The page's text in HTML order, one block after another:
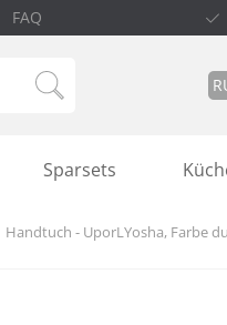
FAQ
Sparsets
Handtuch - UporLYosha, Farbe